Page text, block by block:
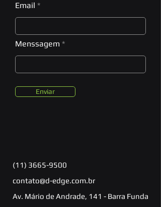
Email
Menssagem
Enviar
(11) 3665-9500
contato@d-edge.com.br
Av. Mário de Andrade, 141 - Barra Funda